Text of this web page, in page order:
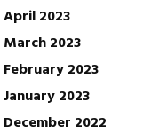
April 2023
March 2023
February 2023
January 2023
December 2022